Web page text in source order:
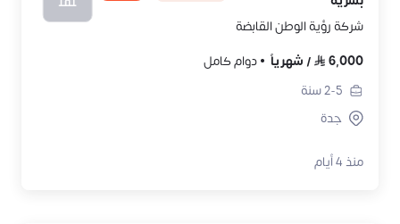
شركة رؤية الوطن القابضة
6,000
/ شهرياً
دوام كامل
2-5سنة
جدة
منذ 4 أيام